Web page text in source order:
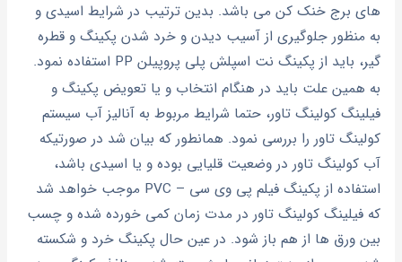
های برج خنک کن می باشد. بدین ترتیب در شرایط اسیدی و
به منظور جلوگیری از آسیب دیدن و خرد شدن پکینگ و قطره
گیر، باید از پکینگ نت اسپلش پلی پروپیلن PP استفاده نمود.
به همین علت باید در هنگام انتخاب و یا تعویض پکینگ و
فیلینگ کولینگ تاور، حتما شرایط مربوط به آنالیز آب سیستم
کولینگ تاور را بررسی نمود. همانطور که بیان شد در صورتیکه
آب کولینگ تاور در وضعیت قلیایی بوده و یا اسیدی باشد،
استفاده از پکینگ فیلم پی وی سی – PVC موجب خواهد شد
که فیلینگ کولینگ تاور در مدت زمان کمی خورده شده و چسب
بین ورق ها از هم باز شود. در عین حال پکینگ خرد و شکسته